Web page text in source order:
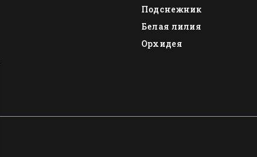
Подснежник
Белая лилия
Орхидея